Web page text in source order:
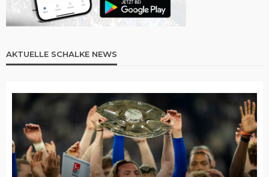
AKTUELLE SCHALKE NEWS